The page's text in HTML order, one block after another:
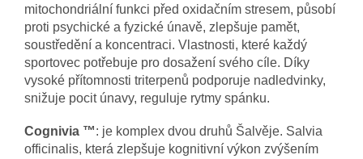
mitochondriální funkci před oxidačním stresem, působí
proti psychické a fyzické únavě, zlepšuje pamět,
soustředění a koncentraci. Vlastnosti, které každý
sportovec potřebuje pro dosažení svého cíle. Díky
vysoké přítomnosti triterpenů podporuje nadledvinky,
snižuje pocit únavy, reguluje rytmy spánku.
Cognivia ™: je komplex dvou druhů Šalvěje. Salvia
officinalis, která zlepšuje kognitivní výkon zvýšením